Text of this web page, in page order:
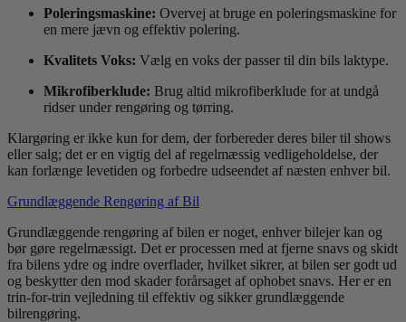
Poleringsmaskine: Overvej at bruge en poleringsmaskine for
en mere jævn og effektiv polering.
Kvalitets Voks: Vælg en voks der passer til din bils laktype.
Mikrofiberklude: Brug altid mikrofiberklude for at undgå
ridser under rengøring og tørring.
Klargøring er ikke kun for dem, der forbereder deres biler til shows
eller salg; det er en vigtig del af regelmæssig vedligeholdelse, der
kan forlænge levetiden og forbedre udseendet af næsten enhver bil.
Grundlæggende Rengøring af Bil
Grundlæggende rengøring af bilen er noget, enhver bilejer kan og
bør gøre regelmæssigt. Det er processen med at fjerne snavs og skidt
fra bilens ydre og indre overflader, hvilket sikrer, at bilen ser godt ud
og beskytter den mod skader forårsaget af ophobet snavs. Her er en
trin-for-trin vejledning til effektiv og sikker grundlæggende
bilrengøring.